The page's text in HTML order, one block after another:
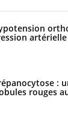
:
rouges